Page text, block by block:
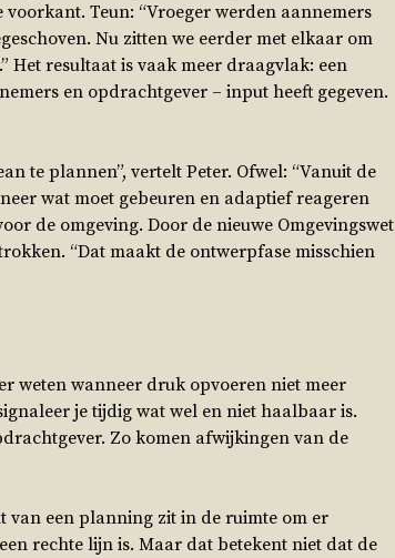
Teun: “Vroeger werden aannemers
Nu zitten we eerder met elkaar om
Het resultaat is vaak meer draagvlak: een
en opdrachtgever – input heeft gegeven.
te plannen”, vertelt Peter. Ofwel: “Vanuit de
wat moet gebeuren en adaptief reageren
de omgeving. Door de nieuwe Omgevingswet
“Dat maakt de ontwerpfase misschien
weten wanneer druk opvoeren niet meer
je tijdig wat wel en niet haalbaar is.
Zo komen afwijkingen van de
van een planning zit in de ruimte om er
rechte lijn is. Maar dat betekent niet dat de